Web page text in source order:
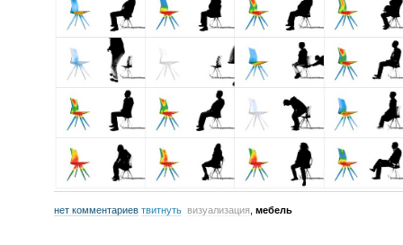
нет комментариев твитнуть визуализация мебель